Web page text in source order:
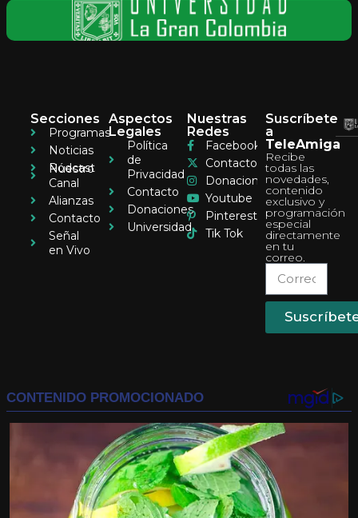
Secciones
Programas
Noticias
Pódcast
Nuestro
Canal
Alianzas
Contacto
Señal
en Vivo
Aspectos
Legales
Política
de
Privacidad
Contacto
Donaciones
Universidad
Nuestras
Redes
Facebook
Contacto
Donaciones
Youtube
Pinterest
Tik Tok
Suscríbete
a
TeleAmiga
Recibe
todas las
novedades,
contenido
exclusivo y
programación
especial
directamente
en tu
correo.